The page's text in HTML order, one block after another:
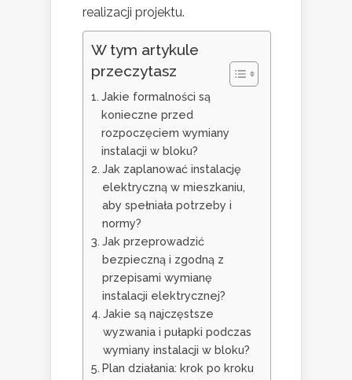
realizacji projektu.
W tym artykule
przeczytasz
Jakie formalności są
konieczne przed
rozpoczęciem wymiany
instalacji w bloku?
Jak zaplanować instalację
elektryczną w mieszkaniu,
aby spełniała potrzeby i
normy?
Jak przeprowadzić
bezpieczną i zgodną z
przepisami wymianę
instalacji elektrycznej?
Jakie są najczęstsze
wyzwania i pułapki podczas
wymiany instalacji w bloku?
Plan działania: krok po kroku